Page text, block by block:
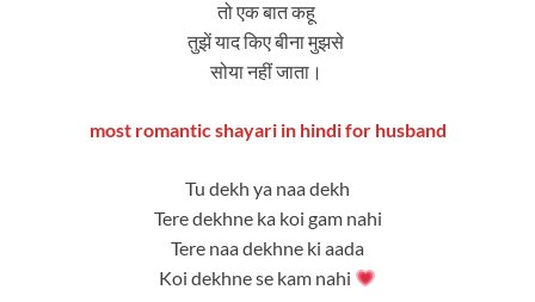
तो एक बात कहू
तुझें याद किए बीना मुझसे
सोया नहीं जाता।
most romantic shayari in hindi for husband
Tu dekh ya naa dekh
Tere dekhne ka koi gam nahi
Tere naa dekhne ki aada
Koi dekhne se kam nahi